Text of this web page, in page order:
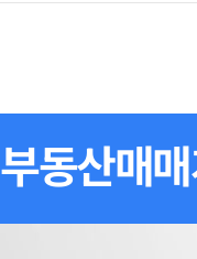
부동산매